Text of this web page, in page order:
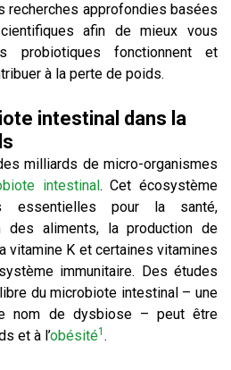
recherches approfondies basées
afin de mieux vous
probiotiques fonctionnent et
à la perte de poids.
intestinal dans la
milliards de micro-organismes
intestinal. Cet écosystème
essentielles pour la santé,
des aliments, la production de
vitamine K et certaines vitamines
immunitaire. Des études
du microbiote intestinal – une
nom de dysbiose – peut être
et à l’obésité1 .